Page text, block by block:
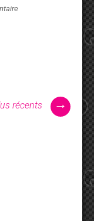
récents →